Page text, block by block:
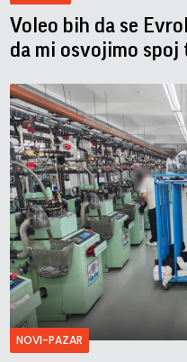
Voleo bih da se
da mi osvojimo spoj
NOVI-PAZAR